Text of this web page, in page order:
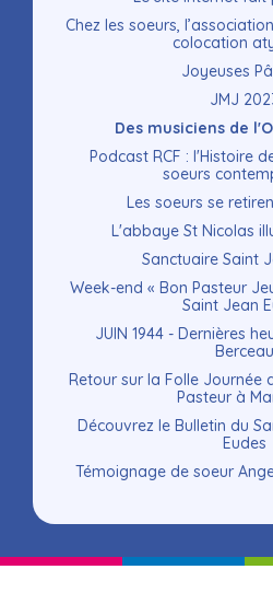
Chez les soeurs,
colocation
Joyeuses
JMJ
Des musiciens de
Podcast RCF : l'Histoire
soeurs
Les soeurs se
L'abbaye St Nicolas
Sanctuaire Saint
Week-end « Bon Pasteur
Saint Jean
JUIN 1944 - Dernières
Berceau
Retour sur la Folle Journée
Pasteur à
Découvrez le Bulletin du
Eudes
Témoignage de soeur